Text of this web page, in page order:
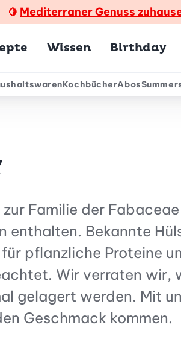
🍋 Mediterraner Genuss
Wissen Birthday
KochbücherAbos
Familie der
Bekannte
pflanzliche Proteine
Wir verraten wir,
gelagert werden. Mit
Geschmack kommen.